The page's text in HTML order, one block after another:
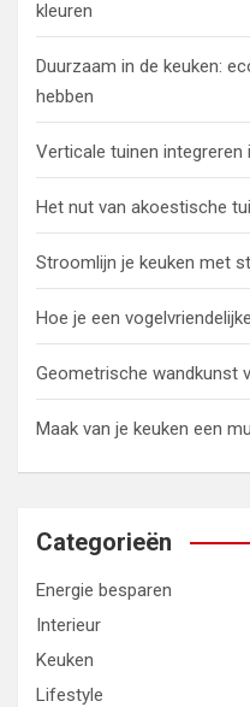
kleuren
Duurzaam in de keuken:
hebben
Verticale tuinen integreren
Het nut van akoestische
Stroomlijn je keuken met
Hoe je een
Geometrische wandkunst
Maak van je keuken een
Categorieën
Energie besparen
Interieur
Keuken
Lifestyle